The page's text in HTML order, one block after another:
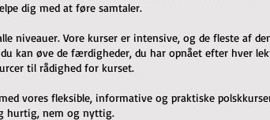
dig med at føre samtaler.
niveauer. Vore kurser er intensive, og de fleste af
kan øve de færdigheder, du har opnået efter hver
til rådighed for kurset.
vores fleksible, informative og praktiske
hurtig, nem og nyttig.